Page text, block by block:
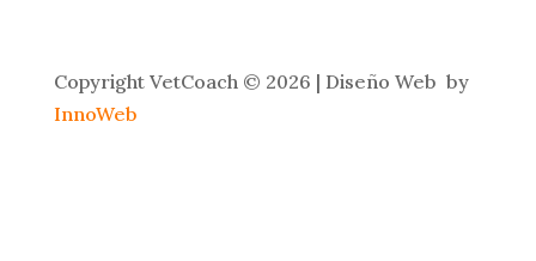
CopyrightVetCoach © 2026 | Diseño Web by
InnoWeb